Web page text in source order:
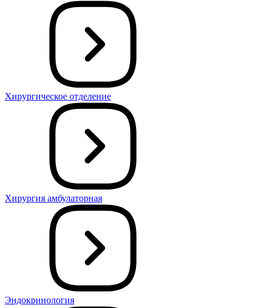
Хирургическое отделение
Хирургия амбулаторная
Эндокринология